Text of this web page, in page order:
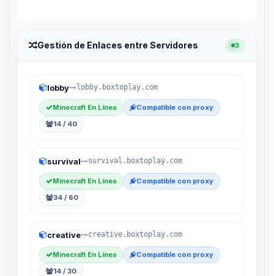
Gestión de Enlaces entre Servidores 3
lobby lobby.boxtoplay.com
Minecraft En Línea
Compatible con proxy
14 / 40
survival survival.boxtoplay.com
Minecraft En Línea
Compatible con proxy
34 / 60
creative creative.boxtoplay.com
Minecraft En Línea
Compatible con proxy
14 / 30